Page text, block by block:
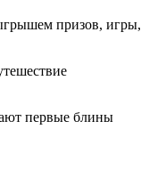
призов, игры,
первые блины